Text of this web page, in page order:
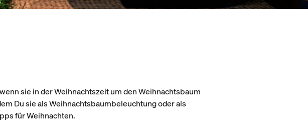
sie in der Weihnachtszeit um den Weihnachtsbaum
Du sie als Weihnachtsbaumbeleuchtung oder als
für Weihnachten.